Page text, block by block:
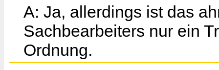
A: Ja, allerdings ist das
Sachbearbeiters nur ein
Ordnung.